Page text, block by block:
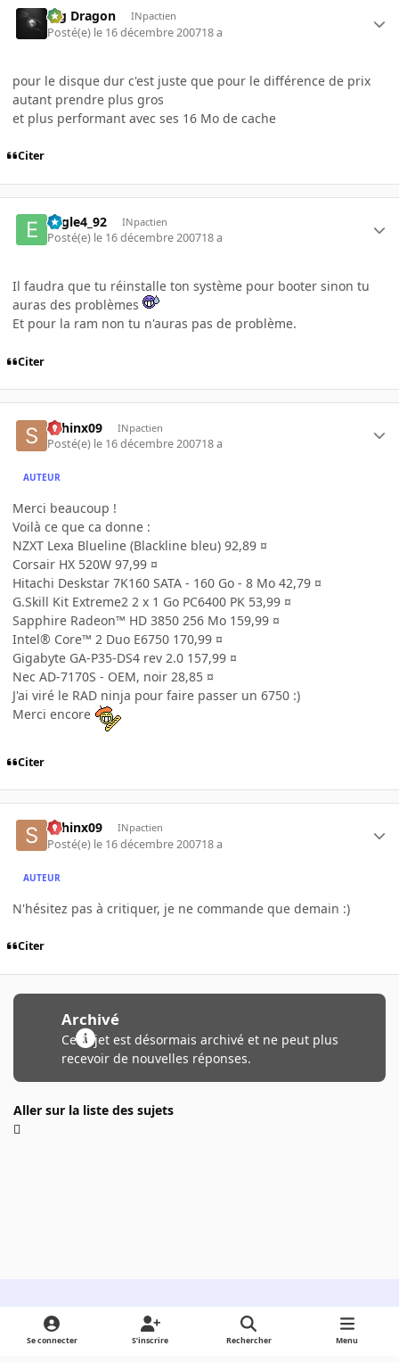
Big Dragon INpactien
Posté(e) le 16 décembre 200718 a
pour le disque dur c'est juste que pour le différence de prix
autant prendre plus gros
et plus performant avec ses 16 Mo de cache
Citer
Eagle4_92 INpactien
Posté(e) le 16 décembre 200718 a
Il faudra que tu réinstalle ton système pour booter sinon tu
auras des problèmes
Et pour la ram non tu n'auras pas de problème.
Citer
sphinx09 INpactien
Posté(e) le 16 décembre 200718 a
AUTEUR
Merci beaucoup !
Voilà ce que ca donne :
NZXT Lexa Blueline (Blackline bleu) 92,89 ¤
Corsair HX 520W 97,99 ¤
Hitachi Deskstar 7K160 SATA - 160 Go - 8 Mo 42,79 ¤
G.Skill Kit Extreme2 2 x 1 Go PC6400 PK 53,99 ¤
Sapphire Radeon™ HD 3850 256 Mo 159,99 ¤
Intel® Core™ 2 Duo E6750 170,99 ¤
Gigabyte GA-P35-DS4 rev 2.0 157,99 ¤
Nec AD-7170S - OEM, noir 28,85 ¤
J'ai viré le RAD ninja pour faire passer un 6750 :)
Merci encore
Citer
sphinx09 INpactien
Posté(e) le 16 décembre 200718 a
AUTEUR
N'hésitez pas à critiquer, je ne commande que demain :)
Citer
Archivé
Ce sujet est désormais archivé et ne peut plus
recevoir de nouvelles réponses.
Aller sur la liste des sujets
Light ModeDark ModeSystem Preference
Se connecter S’inscrire Rechercher Menu